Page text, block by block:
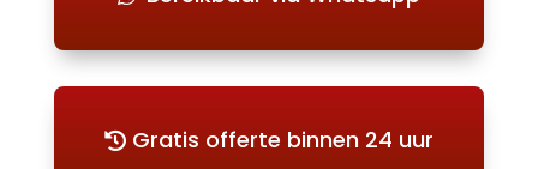
Gratis offerte binnen 24 uur